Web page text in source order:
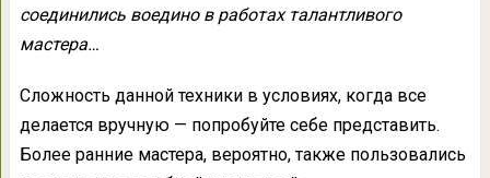
соединились воедино в работах талантливого
мастера…
Сложность данной техники в условиях, когда все
делается вручную — попробуйте себе представить.
Более ранние мастера, вероятно, также пользовались